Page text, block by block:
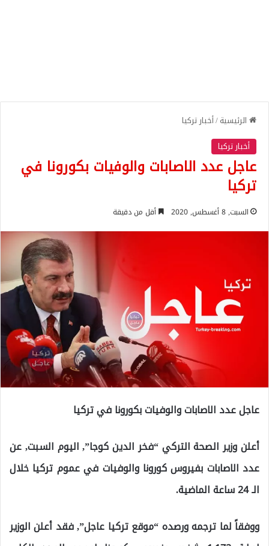
الرئيسية/أخبار تركيا
أخبار تركيا
عاجل عدد الاصابات والوفيات بكورونا في
تركيا
السبت, 8 أغسطس, 2020 أقل من دقيقة
عاجل عدد الاصابات والوفيات بكورونا في تركيا
أعلن وزير الصحة التركي “فخر الدين كوجا”, اليوم السبت, عن
عدد الاصابات بفيروس كورونا والوفيات في عموم تركيا خلال
الـ 24 ساعة الماضية.
ووفقاً لما ترجمه ورصده “موقع تركيا عاجل”, فقد أعلن الوزير